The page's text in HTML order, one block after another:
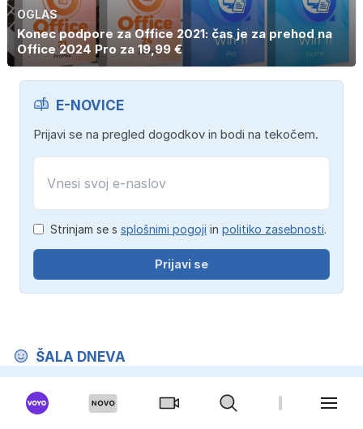
OGLAS
Konec podpore za Office 2021: čas je za prehod na
Office 2024 Pro za 19,99 €
E-NOVICE
Prijavi se na pregled dogodkov in bodi na tekočem.
Strinjam se s splošnimi pogoji in politiko zasebnosti.
Prijavi se
ŠALA DNEVA
Desetletni Jure je prišel domov ves raztrgan in
mama se je razjezila: "Kaj misliš, da ti bom vsak